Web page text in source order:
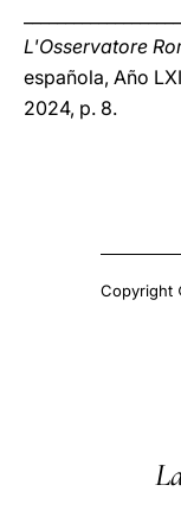
L'Osservatore
española, Año
2024, p. 8.
Copyright